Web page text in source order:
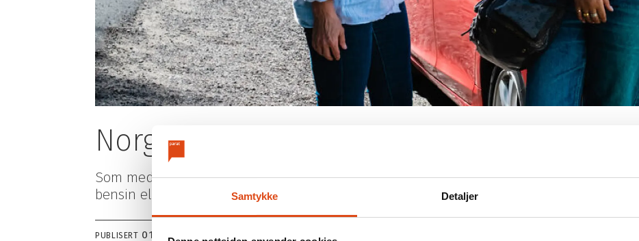
Samtykke Detaljer
Oversikt over alle medlemsgrupper
Norges mest populære bilforsikring
Som medlem i Parat får du inntil 32 % rabatt på bilforsikringen. Forsikringen gjelder
bensin eller dieselbil.
PUBLISERT 01.08.2022 - 15:20 SIST OPPDATERT 18.03.2024 - 14:34